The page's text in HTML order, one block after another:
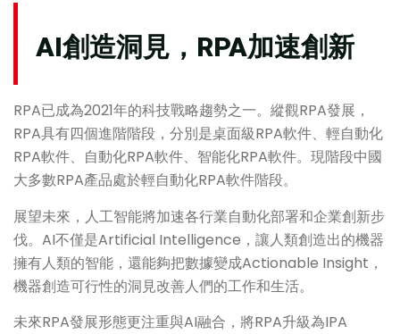
AI創造洞見，RPA加速創新
RPA已成為2021年的科技戰略趨勢之一。縱觀RPA發展，
RPA具有四個進階階段，分別是桌面級RPA軟件、輕自動化
RPA軟件、自動化RPA軟件、智能化RPA軟件。現階段中國
大多數RPA產品處於輕自動化RPA軟件階段。
展望未來，人工智能將加速各行業自動化部署和企業創新步
伐。AI不僅是Artificial Intelligence，讓人類創造出的機器
擁有人類的智能，還能夠把數據變成Actionable Insight，
機器創造可行性的洞見改善人們的工作和生活。
未來RPA發展形態更注重與AI融合，將RPA升級為IPA